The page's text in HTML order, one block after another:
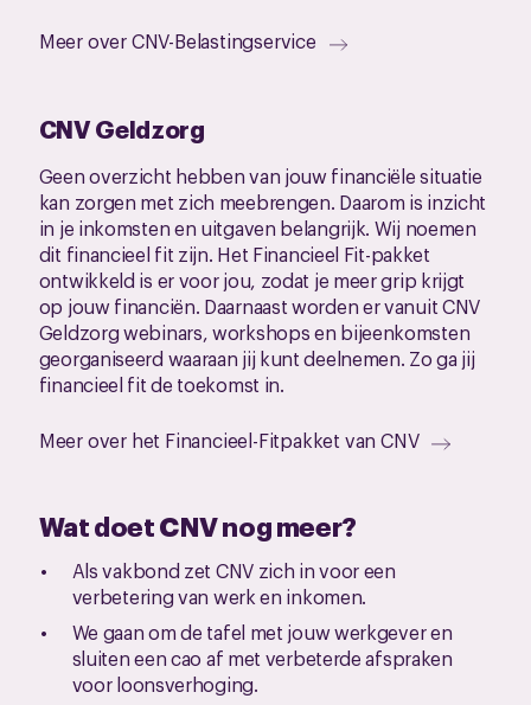
Meer over CNV-Belastingservice
CNV Geldzorg
Geen overzicht hebben van jouw financiële situatie
kan zorgen met zich meebrengen. Daarom is inzicht
in je inkomsten en uitgaven belangrijk. Wij noemen
dit financieel fit zijn. Het Financieel Fit-pakket
ontwikkeld is er voor jou, zodat je meer grip krijgt
op jouw financiën. Daarnaast worden er vanuit CNV
Geldzorg webinars, workshops en bijeenkomsten
georganiseerd waaraan jij kunt deelnemen. Zo ga jij
financieel fit de toekomst in.
Meer over het Financieel-Fitpakket van CNV
Wat doet CNV nog meer?
Als vakbond zet CNV zich in voor een
verbetering van werk en inkomen.
We gaan om de tafel met jouw werkgever en
sluiten een cao af met verbeterde afspraken
voor loonsverhoging.